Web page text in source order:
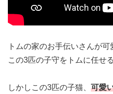
トムの家のお手伝いさんが可
この3匹の子守をトムに任せる
しかしこの3匹の子猫、 可愛